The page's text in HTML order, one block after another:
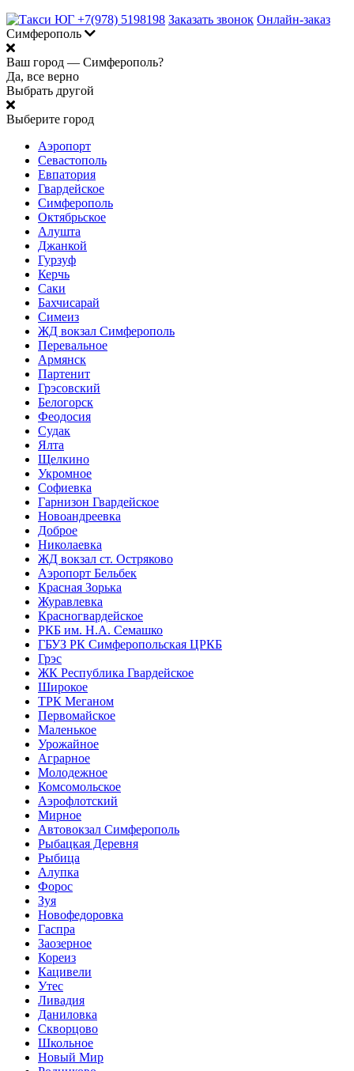
+7(978) 5198198 Заказать звонок Онлайн-заказ
Симферополь
Ваш город — Симферополь?
Да, все верно
Выбрать другой
Выберите город
Аэропорт
Севастополь
Евпатория
Гвардейское
Симферополь
Октябрьское
Алушта
Джанкой
Гурзуф
Керчь
Саки
Бахчисарай
Симеиз
ЖД вокзал Симферополь
Перевальное
Армянск
Партенит
Грэсовский
Белогорск
Феодосия
Судак
Ялта
Щелкино
Укромное
Софиевка
Гарнизон Гвардейское
Новоандреевка
Доброе
Николаевка
ЖД вокзал ст. Остряково
Аэропорт Бельбек
Красная Зорька
Журавлевка
Красногвардейское
РКБ им. Н.А. Семашко
ГБУЗ РК Симферопольская ЦРКБ
Грэс
ЖК Республика Гвардейское
Широкое
ТРК Меганом
Первомайское
Маленькое
Урожайное
Аграрное
Молодежное
Комсомольское
Аэрофлотский
Мирное
Автовокзал Симферополь
Рыбацкая Деревня
Рыбица
Алупка
Форос
Зуя
Новофедоровка
Гаспра
Заозерное
Кореиз
Кацивели
Утес
Ливадия
Даниловка
Скворцово
Школьное
Новый Мир